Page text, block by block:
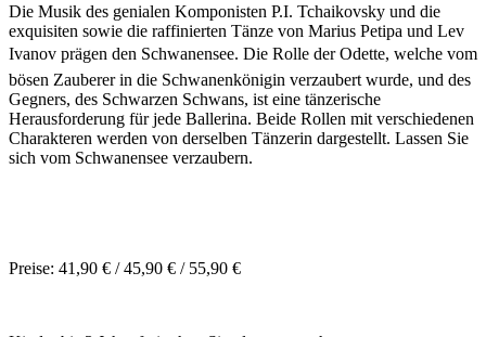
Die Musik des genialen Komponisten P.I. Tchaikovsky und die
exquisiten sowie die raffinierten Tänze von Marius Petipa und Lev
Ivanov prägen den Schwanensee. Die Rolle der Odette, welche vom
bösen Zauberer in die Schwanenkönigin verzaubert wurde, und des
Gegners, des Schwarzen Schwans, ist eine tänzerische
Herausforderung für jede Ballerina. Beide Rollen mit verschiedenen
Charakteren werden von derselben Tänzerin dargestellt. Lassen Sie
sich vom Schwanensee verzaubern.
Preise: 41,90 € / 45,90 € / 55,90 €